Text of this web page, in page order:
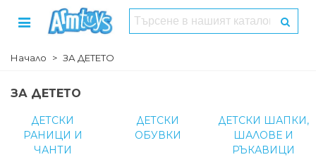
Начало > ЗА ДЕТЕТО
ЗА ДЕТЕТО
ДЕТСКИ
РАНИЦИ И
ЧАНТИ
ДЕТСКИ
ОБУВКИ
ДЕТСКИ ШАПКИ,
ШАЛОВЕ И
РЪКАВИЦИ